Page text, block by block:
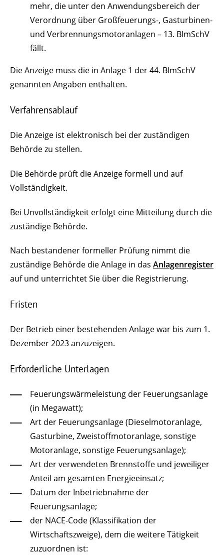
mehr, die unter den Anwendungsbereich der
Verordnung über Großfeuerungs-, Gasturbinen-
und Verbrennungsmotoranlagen – 13. BImSchV
fällt.
Die Anzeige muss die in Anlage 1 der 44. BImSchV
genannten Angaben enthalten.
Verfahrensablauf
Die Anzeige ist elektronisch bei der zuständigen
Behörde zu stellen.
Die Behörde prüft die Anzeige formell und auf
Vollständigkeit.
Bei Unvollständigkeit erfolgt eine Mitteilung durch die
zuständige Behörde.
Nach bestandener formeller Prüfung nimmt die
zuständige Behörde die Anlage in das Anlagenregister
auf und unterrichtet Sie über die Registrierung.
Fristen
Der Betrieb einer bestehenden Anlage war bis zum 1.
Dezember 2023 anzuzeigen.
Erforderliche Unterlagen
Feuerungswärmeleistung der Feuerungsanlage
(in Megawatt);
Art der Feuerungsanlage (Dieselmotoranlage,
Gasturbine, Zweistoffmotoranlage, sonstige
Motoranlage, sonstige Feuerungsanlage);
Art der verwendeten Brennstoffe und jeweiliger
Anteil am gesamten Energieeinsatz;
Datum der Inbetriebnahme der
Feuerungsanlage;
der NACE-Code (Klassifikation der
Wirtschaftszweige), dem die weitere Tätigkeit
zuzuordnen ist: